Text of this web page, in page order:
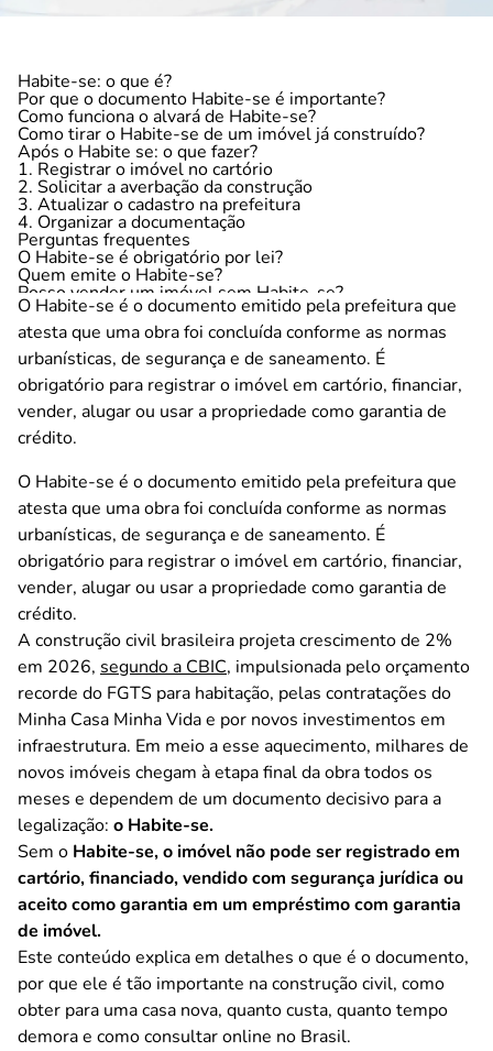
Habite-se: o que é?
Por que o documento Habite-se é importante?
Como funciona o alvará de Habite-se?
Como tirar o Habite-se de um imóvel já construído?
Após o Habite se: o que fazer?
1. Registrar o imóvel no cartório
2. Solicitar a averbação da construção
3. Atualizar o cadastro na prefeitura
4. Organizar a documentação
Perguntas frequentes
O Habite-se é obrigatório por lei?
Quem emite o Habite-se?
Posso vender um imóvel sem Habite-se?
Habite-se vence?
Posso usar o imóvel como garantia em empréstimo sem
Habite-se?
Use seu imóvel regularizado para conquistar crédito mais
inteligente
O Habite-se é o documento emitido pela prefeitura que
atesta que uma obra foi concluída conforme as normas
urbanísticas, de segurança e de saneamento. É
obrigatório para registrar o imóvel em cartório, financiar,
vender, alugar ou usar a propriedade como garantia de
crédito.
O Habite-se é o documento emitido pela prefeitura que
atesta que uma obra foi concluída conforme as normas
urbanísticas, de segurança e de saneamento. É
obrigatório para registrar o imóvel em cartório, financiar,
vender, alugar ou usar a propriedade como garantia de
crédito.
A construção civil brasileira projeta crescimento de 2%
em 2026, segundo a CBIC, impulsionada pelo orçamento
recorde do FGTS para habitação, pelas contratações do
Minha Casa Minha Vida e por novos investimentos em
infraestrutura. Em meio a esse aquecimento, milhares de
novos imóveis chegam à etapa final da obra todos os
meses e dependem de um documento decisivo para a
legalização: o Habite-se.
Sem o Habite-se, o imóvel não pode ser registrado em
cartório, financiado, vendido com segurança jurídica ou
aceito como garantia em um empréstimo com garantia
de imóvel.
Este conteúdo explica em detalhes o que é o documento,
por que ele é tão importante na construção civil, como
obter para uma casa nova, quanto custa, quanto tempo
demora e como consultar online no Brasil.